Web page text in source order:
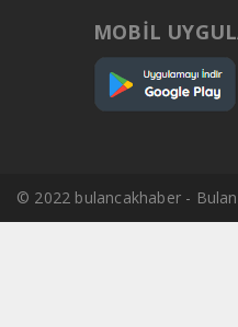
MOBİL
© 2022 bulancakhaber -